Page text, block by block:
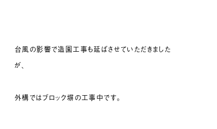
台風の影響で造園工事も延ばさせていただきました
が、
外構ではブロック塀の工事中です。